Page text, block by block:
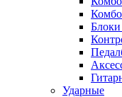
Комбо
Блоки
Ударные